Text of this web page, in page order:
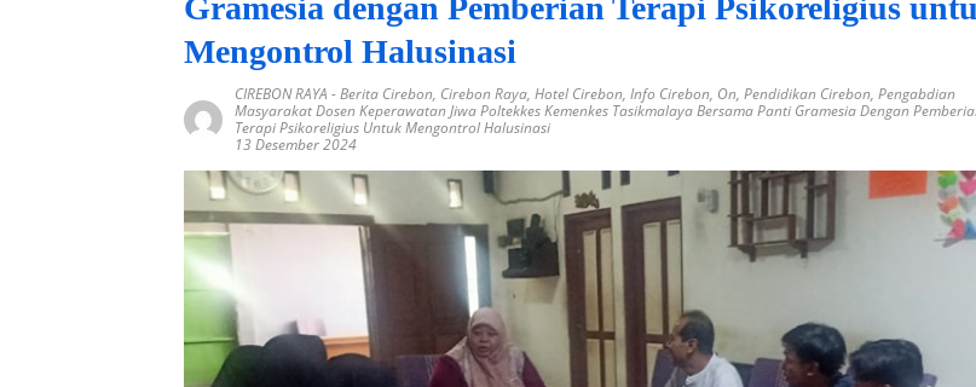
Mengontrol Halusinasi
CIREBON RAYA -Berita Cirebon, Cirebon Raya, Hotel Cirebon, Info Cirebon, On, Pendidikan Cirebon, Pengabdian
Masyarakat Dosen Keperawatan Jiwa Poltekkes Kemenkes Tasikmalaya Bersama Panti Gramesia Dengan
Terapi Psikoreligius Untuk Mengontrol Halusinasi
13 Desember 2024